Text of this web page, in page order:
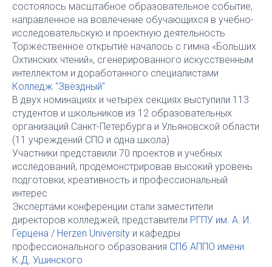
состоялось масштабное образовательное событие,
направленное на вовлечение обучающихся в учебно-
исследовательскую и проектную деятельность
Торжественное открытие началось с гимна «Больших
Охтинских чтений», сгенерированного искусственным
интеллектом и доработанного специалистами
Колледж "Звёздный"
В двух номинациях и четырёх секциях выступили 113
студентов и школьников из 12 образовательных
организаций Санкт-Петербурга и Ульяновской области
(11 учреждений СПО и одна школа)
Участники представили 70 проектов и учебных
исследований, продемонстрировав высокий уровень
подготовки, креативность и профессиональный
интерес
Экспертами конференции стали заместители
директоров колледжей, представители РГПУ им. А. И.
Герцена / Herzen University и кафедры
профессионального образования СПб АППО имени
К.Д. Ушинского